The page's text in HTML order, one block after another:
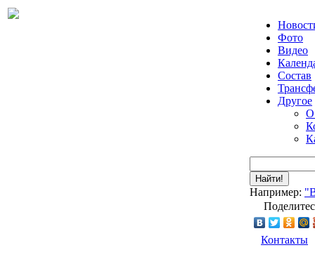
Фото
Видео
Состав
Другое
О
Найти!
Например:
Контакты